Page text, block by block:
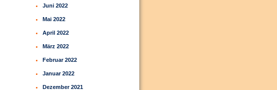
Juni 2022
Mai 2022
April 2022
März 2022
Februar 2022
Januar 2022
Dezember 2021